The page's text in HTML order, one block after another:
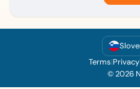
Terms|Privacy|
© 2026